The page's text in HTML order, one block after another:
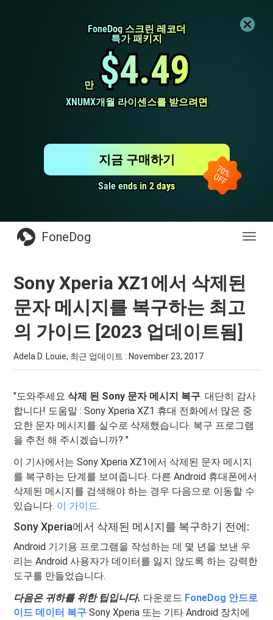
FoneDog 스크린 레코더
FoneDog 스크린 레코더
특가 패키지
특가 패키지
만
만 $4.49
$4.49
XNUMX개월 라이센스를 받으려면
XNUMX개월 라이센스를 받으려면
Sale ends in 2 days
Sale ends in 2 days
지금 구매하기
전
FoneDog
Sony Xperia XZ1에서 삭제된
문자 메시지를 복구하는 최고
의 가이드 [2023 업데이트됨]
Adela D. Louie, 최근 업데이트 : November 23, 2017
"도와주세요삭제 된 Sony 문자 메시지 복구. 대단히 감사
합니다! 도움말 : Sony Xperia XZ1 휴대 전화에서 많은 중
요한 문자 메시지를 실수로 삭제했습니다. 복구 프로그램
을 추천 해 주시겠습니까? "
이 기사에서는 Sony Xperia XZ1에서 삭제된 문자 메시지
를 복구하는 단계를 보여줍니다. 다른 Android 휴대폰에서
삭제된 메시지를 검색해야 하는 경우 다음으로 이동할 수
있습니다. 이 가이드.
Sony Xperia에서 삭제된 메시지를 복구하기 전에:
Android 기기용 프로그램을 작성하는 데 몇 년을 보낸 우
리는 Android 사용자가 데이터를 잃지 않도록 하는 강력한
도구를 만들었습니다.
다음은 귀하를 위한 팁입니다. 다운로드 FoneDog 안드로
이드 데이터 복구 Sony Xperia 또는 기타 Android 장치에